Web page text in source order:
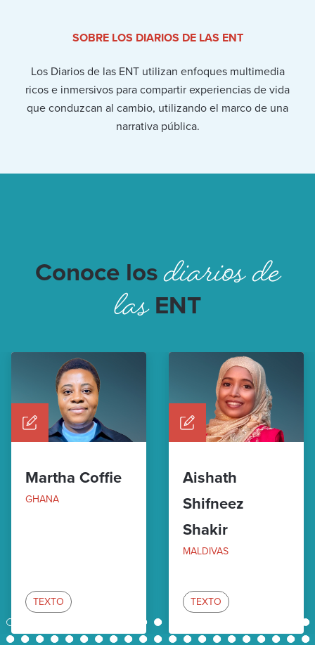
SOBRE LOS DIARIOS DE LAS ENT
Los Diarios de las ENT utilizan enfoques multimedia
ricos e inmersivos para compartir experiencias de vida
que conduzcan al cambio, utilizando el marco de una
narrativa pública.
Conoce losdiarios de
lasENT
Martha Coffie
GHANA
TEXTO
Aishath
Shifneez
Shakir
MALDIVAS
TEXTO
1 10 11
21
22
23 24 25 26 27 28 29 30 31 32 33 34 35 36 37 38 39 40 41
42